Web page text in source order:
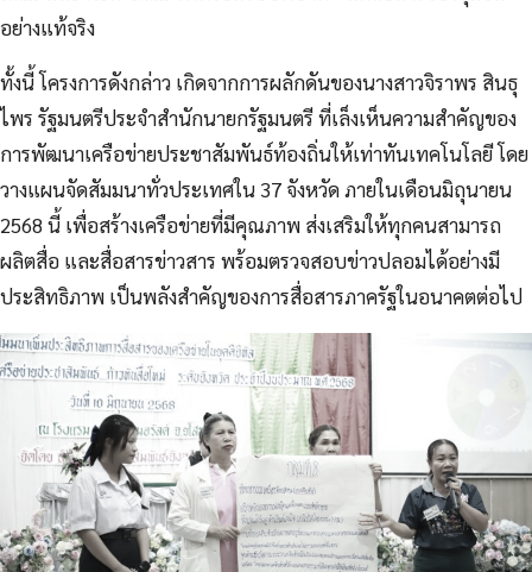
อย่างแท้จริง
ทั้งนี้ โครงการดังกล่าว เกิดจากการผลักดันของนางสาวจิราพร สินธุ
ไพร รัฐมนตรีประจำสำนักนายกรัฐมนตรี ที่เล็งเห็นความสำคัญของ
การพัฒนาเครือข่ายประชาสัมพันธ์ท้องถิ่นให้เท่าทันเทคโนโลยี โดย
วางแผนจัดสัมมนาทั่วประเทศใน 37 จังหวัด ภายในเดือนมิถุนายน
2568 นี้ เพื่อสร้างเครือข่ายที่มีคุณภาพ ส่งเสริมให้ทุกคนสามารถ
ผลิตสื่อ และสื่อสารข่าวสาร พร้อมตรวจสอบข่าวปลอมได้อย่างมี
ประสิทธิภาพ เป็นพลังสำคัญของการสื่อสารภาครัฐในอนาคตต่อไป